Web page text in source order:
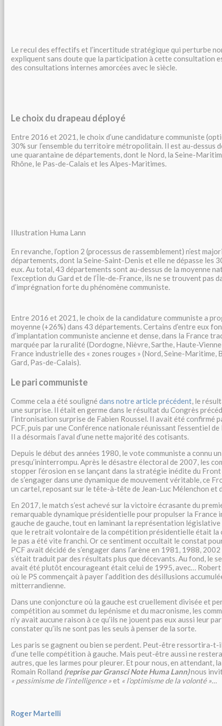
Le recul des effectifs et l’incertitude stratégique qui perturbe
expliquent sans doute que la participation à cette consultation
des consultations internes amorcées avec le siècle.
Le choix du drapeau déployé
Entre 2016 et 2021, le choix d’une candidature communiste
30% sur l’ensemble du territoire métropolitain. Il est au-dessus
une quarantaine de départements, dont le Nord, la Seine-
Rhône, le Pas-de-Calais et les Alpes-Maritimes.
Illustration Huma Lann
En revanche, l’option 2 (processus de rassemblement) n’est
départements, dont la Seine-Saint-Denis et elle ne dépasse les
eux. Au total, 43 départements sont au-dessus de la moyenne
l’exception du Gard et de l’Île-de-France, ils ne se trouvent pas
d’imprégnation forte du phénomène communiste.
Entre 2016 et 2021, le choix de la candidature communiste a
moyenne (+26%) dans 43 départements. Certains d’entre eux
d’implantation communiste ancienne et dense, dans la France
marquée par la ruralité (Dordogne, Nièvre, Sarthe, Haute-
France industrielle des « zones rouges » (Nord, Seine-Maritime,
Gard, Pas-de-Calais).
Le pari communiste
Comme cela a été souligné dans notre article précédent, le
une surprise. Il était en germe dans le résultat du Congrès
l’intronisation surprise de Fabien Roussel. Il avait été confirmé
PCF, puis par une Conférence nationale réunissant l’essentiel
Il a désormais l’aval d’une nette majorité des cotisants.
Depuis le début des années 1980, le vote communiste a connu
presqu’ininterrompu. Après le désastre électoral de 2007, les
stopper l’érosion en se lançant dans la stratégie inédite du
de s’engager dans une dynamique de mouvement véritable, ce
un cartel, reposant sur le tête-à-tête de Jean-Luc Mélenchon et
En 2017, le match s’est achevé sur la victoire écrasante du
remarquable dynamique présidentielle pour propulser la France
gauche de gauche, tout en laminant la représentation législative
que le retrait volontaire de la compétition présidentielle était la
le pas a été vite franchi. Or ce sentiment occultait le constat
PCF avait décidé de s’engager dans l’arène en 1981, 1988,
s’était traduit par des résultats plus que décevants. Au fond, le
avait été plutôt encourageant était celui de 1995, avec… Robert
où le PS commençait à payer l’addition des désillusions
mitterrandienne.
Dans une conjoncture où la gauche est cruellement divisée et
compétition au sommet du lepénisme et du macronisme, les
n’y avait aucune raison à ce qu’ils ne jouent pas eux aussi leur
constater qu’ils ne sont pas les seuls à penser de la sorte.
Les paris se gagnent ou bien se perdent. Peut-être ressortira-
d’une telle compétition à gauche. Mais peut-être aussi ne
autres, que les larmes pour pleurer. Et pour nous, en attendant,
Romain Rolland (reprise par Gransci Note Huma Lann)nous
« pessimisme de l’intelligence »et « l’optimisme de la volonté »…
Roger Martelli